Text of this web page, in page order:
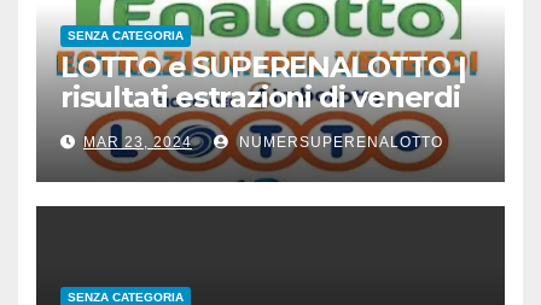
SENZA CATEGORIA
LOTTO e SUPERENALOTTO |
risultati estrazioni di venerdi
22 marzo 2024
MAR 23, 2024 NUMERSUPERENALOTTO
SENZA CATEGORIA